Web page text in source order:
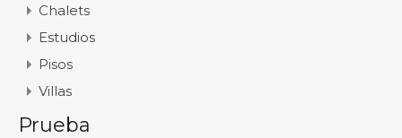
Chalets
Estudios
Pisos
Villas
Prueba